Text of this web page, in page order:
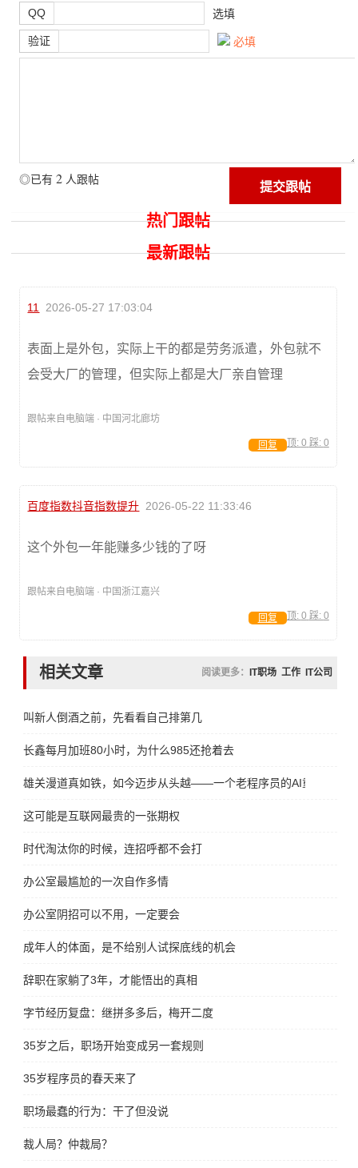
QQ 选填
验证 必填
◎已有 2 人跟帖
热门跟帖
最新跟帖
11 2026-05-27 17:03:04
表面上是外包，实际上干的都是劳务派遣，外包就不
会受大厂的管理，但实际上都是大厂亲自管理
跟帖来自电脑端 · 中国河北廊坊
顶: 0 踩: 0
回复
百度指数抖音指数提升 2026-05-22 11:33:46
这个外包一年能赚多少钱的了呀
跟帖来自电脑端 · 中国浙江嘉兴
顶: 0 踩: 0
回复
相关文章 阅读更多： IT职场 工作 IT公司
叫新人倒酒之前，先看看自己排第几
长鑫每月加班80小时，为什么985还抢着去
雄关漫道真如铁，如今迈步从头越——一个老程序员的AI重生宣言
这可能是互联网最贵的一张期权
时代淘汰你的时候，连招呼都不会打
办公室最尴尬的一次自作多情
办公室阴招可以不用，一定要会
成年人的体面，是不给别人试探底线的机会
辞职在家躺了3年，才能悟出的真相
字节经历复盘：继拼多多后，梅开二度
35岁之后，职场开始变成另一套规则
35岁程序员的春天来了
职场最蠢的行为：干了但没说
裁人局？仲裁局？